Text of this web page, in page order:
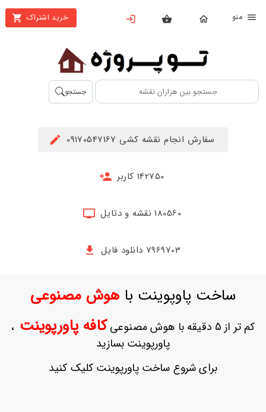
خرید اشتراک
بستن
محصولات
تهیه
اشتراک
حساب
ثبت
بازیابی
جستجو
سفارش انجام نقشه کشی 09170547167
142750 کاربر
180560 نقشه و دتایل
7969703 دانلود فایل
ساخت پاوپوینت باهوش مصنوعی
کم تر از 5 دقیقه با هوش مصنوعی کافه پاورپوینت ،
پاورپوینت بسازید
برای شروع ساخت پاورپوینت کلیک کنید